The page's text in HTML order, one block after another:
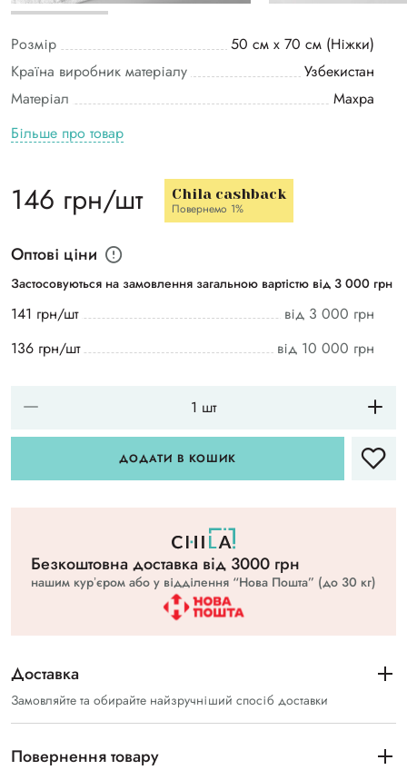
Розмір
50 см х 70 см (Ніжки)
Країна виробник матеріалу
Узбекистан
Матеріал
Махра
Більше про товар
146 грн/шт Chila cashback
Повернемо 1%
Оптові ціни
Застосовуються на замовлення загальною вартістю від 3 000 грн
141 грн/шт
від 3 000 грн
136 грн/шт
від 10 000 грн
ДОДАТИ В КОШИК
Безкоштовна доставка вiд 3000 грн
нашим курʼєром або у відділення “Нова Пошта” (до 30 кг)
Доставка
Замовляйте та обирайте найзручніший спосіб доставки
Повернення товару